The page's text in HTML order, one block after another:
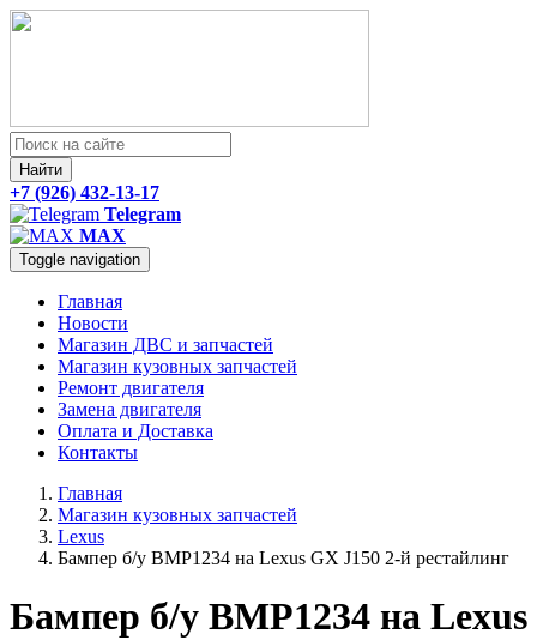
Найти
+7 (926) 432-13-17
Telegram
MAX
Toggle navigation
Главная
Новости
Магазин ДВС и запчастей
Магазин кузовных запчастей
Ремонт двигателя
Замена двигателя
Оплата и Доставка
Контакты
Главная
Магазин кузовных запчастей
Lexus
Бампер б/у BMP1234 на Lexus GX J150 2-й рестайлинг
Бампер б/у BMP1234 на Lexus